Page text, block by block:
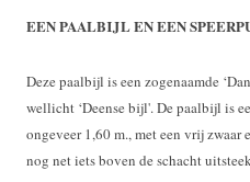
EEN PAALBIJL EN EEN
Deze paalbijl is een zogenaamde
wellicht ‘Deense bijl'. De paalbijl is
ongeveer 1,60 m., met een vrij
nog net iets boven de schacht